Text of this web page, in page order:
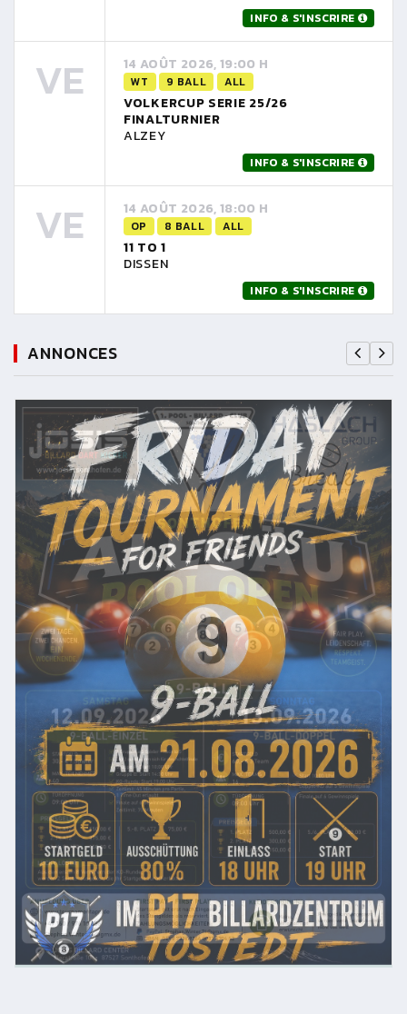
INFO & S'INSCRIRE
VE 14 AOÛT 2026, 19:00 H
WT 9 BALL ALL
VOLKERCUP SERIE 25/26
FINALTURNIER
ALZEY
INFO & S'INSCRIRE
VE 14 AOÛT 2026, 18:00 H
OP 8 BALL ALL
11 TO 1
DISSEN
INFO & S'INSCRIRE
ANNONCES